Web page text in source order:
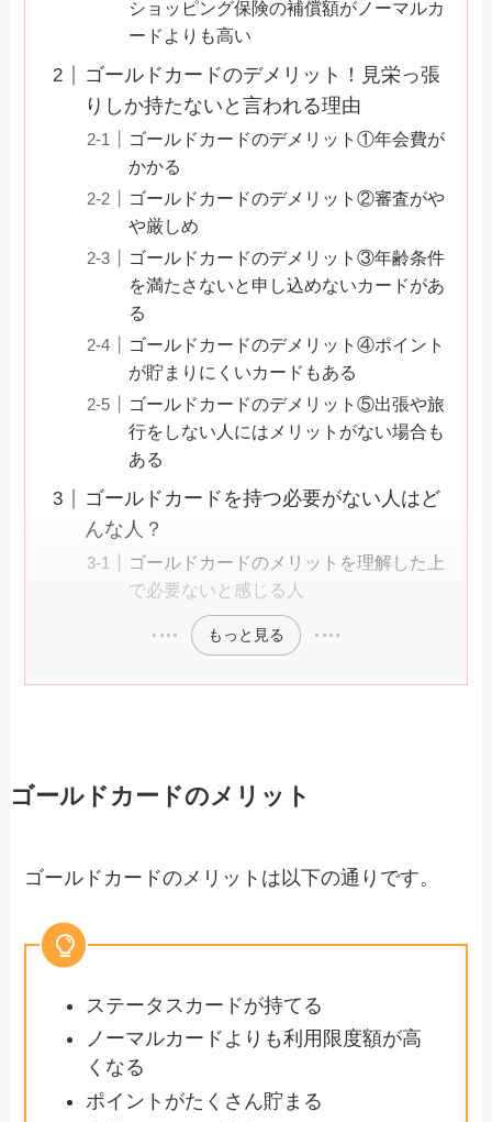
ショッピング保険の補償額がノーマルカ
ードよりも高い
ゴールドカードのデメリット！見栄っ張
りしか持たないと言われる理由
ゴールドカードのデメリット①年会費が
かかる
ゴールドカードのデメリット②審査がや
や厳しめ
ゴールドカードのデメリット③年齢条件
を満たさないと申し込めないカードがあ
る
ゴールドカードのデメリット④ポイント
が貯まりにくいカードもある
ゴールドカードのデメリット⑤出張や旅
行をしない人にはメリットがない場合も
ある
ゴールドカードを持つ必要がない人はど
んな人？
ゴールドカードのメリットを理解した上
で必要ないと感じる人
もっと見る
ゴールドカードのメリット
ゴールドカードのメリットは以下の通りです。
ステータスカードが持てる
ノーマルカードよりも利用限度額が高
くなる
ポイントがたくさん貯まる